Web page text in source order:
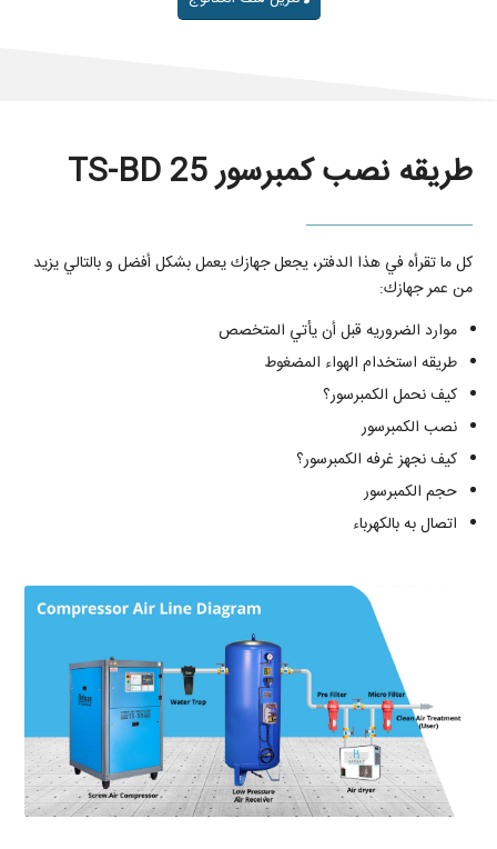
طریقه نصب کمبرسور TS-BD 25
كل ما تقرأه في هذا الدفتر، یجعل جهازك يعمل بشكل أفضل و بالتالي يزيد
من عمر جهازك:
موارد الضروریه قبل أن يأتي المتخصص
طریقه استخدام الهواء المضغوط
کیف نحمل الکمبرسور؟
نصب الکمبرسور
کیف نجهز غرفه الکمبرسور؟
حجم الکمبرسور
اتصال به بالکهرباء